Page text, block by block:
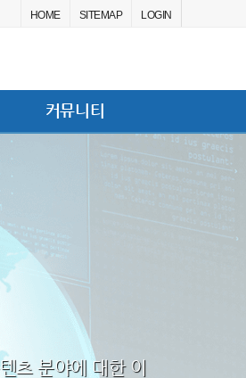
HOME SITEMAP LOGIN
커뮤니티
츠 분야에 대한 이